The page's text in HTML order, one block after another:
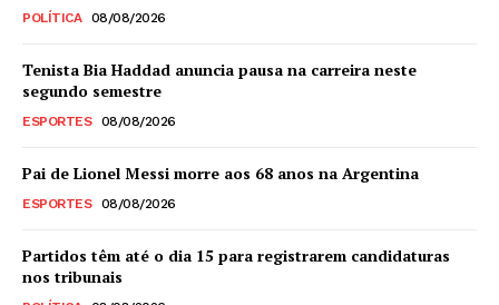
POLÍTICA 08/08/2026
Tenista Bia Haddad anuncia pausa na carreira neste
segundo semestre
ESPORTES 08/08/2026
Pai de Lionel Messi morre aos 68 anos na Argentina
ESPORTES 08/08/2026
Partidos têm até o dia 15 para registrarem candidaturas
nos tribunais